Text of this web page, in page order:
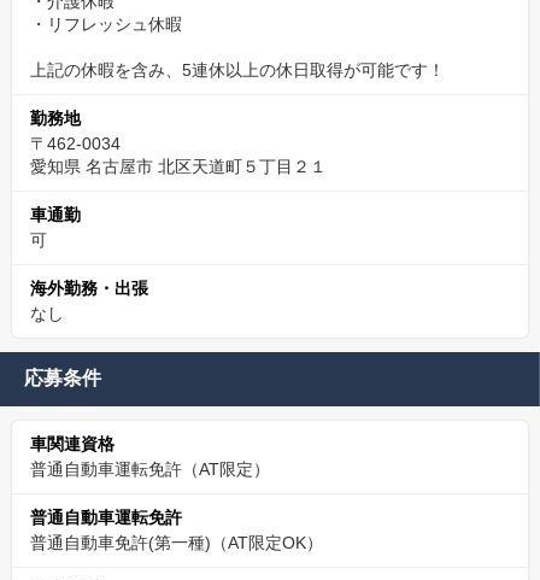
・リフレッシュ休暇
上記の休暇を含み、5連休以上の休日取得が可能です！
勤務地
〒462-0034
愛知県 名古屋市 北区天道町５丁目２１
車通勤
可
海外勤務・出張
なし
応募条件
車関連資格
普通自動車運転免許（AT限定）
普通自動車運転免許
普通自動車免許(第一種)（AT限定OK）